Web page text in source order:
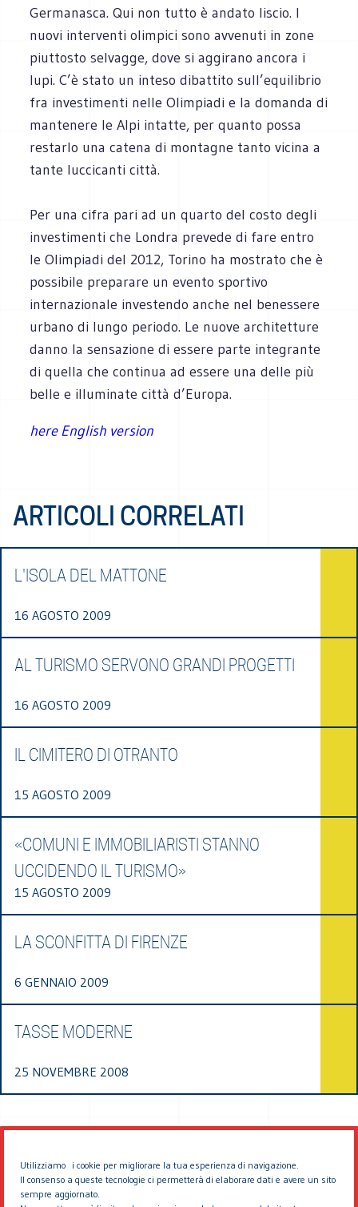
Utilizziamo i cookie per migliorare la tua esperienza di navigazione.
Il consenso a queste tecnologie ci permetterà di elaborare dati e avere un sito
sempre aggiornato.
Germanasca. Qui non tutto è andato liscio. I
nuovi interventi olimpici sono avvenuti in zone
piuttosto selvagge, dove si aggirano ancora i
lupi. C’è stato un inteso dibattito sull’equilibrio
fra investimenti nelle Olimpiadi e la domanda di
mantenere le Alpi intatte, per quanto possa
restarlo una catena di montagne tanto vicina a
tante luccicanti città.
Per una cifra pari ad un quarto del costo degli
investimenti che Londra prevede di fare entro
le Olimpiadi del 2012, Torino ha mostrato che è
possibile preparare un evento sportivo
internazionale investendo anche nel benessere
urbano di lungo periodo. Le nuove architetture
danno la sensazione di essere parte integrante
di quella che continua ad essere una delle più
belle e illuminate città d’Europa.
here English version
ARTICOLI CORRELATI
L'ISOLA DEL MATTONE
16 AGOSTO 2009
AL TURISMO SERVONO GRANDI PROGETTI
16 AGOSTO 2009
IL CIMITERO DI OTRANTO
15 AGOSTO 2009
«COMUNI E IMMOBILIARISTI STANNO
UCCIDENDO IL TURISMO»
15 AGOSTO 2009
LA SCONFITTA DI FIRENZE
6 GENNAIO 2009
TASSE MODERNE
25 NOVEMBRE 2008